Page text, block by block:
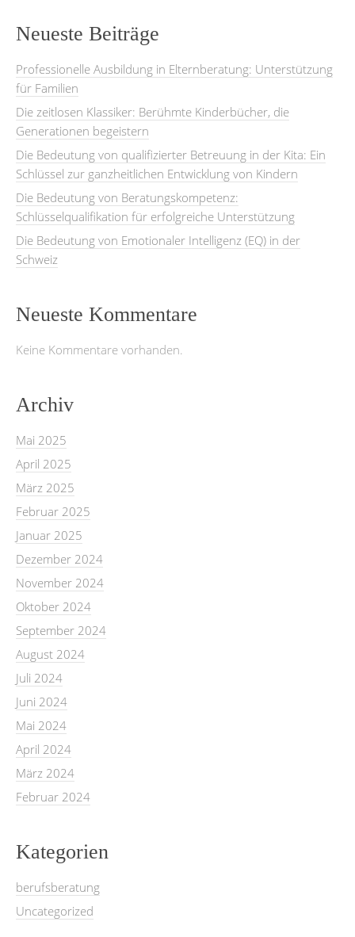
Neueste Beiträge
Professionelle Ausbildung in Elternberatung: Unterstützung
für Familien
Die zeitlosen Klassiker: Berühmte Kinderbücher, die
Generationen begeistern
Die Bedeutung von qualifizierter Betreuung in der Kita: Ein
Schlüssel zur ganzheitlichen Entwicklung von Kindern
Die Bedeutung von Beratungskompetenz:
Schlüsselqualifikation für erfolgreiche Unterstützung
Die Bedeutung von Emotionaler Intelligenz (EQ) in der
Schweiz
Neueste Kommentare
Keine Kommentare vorhanden.
Archiv
Mai 2025
April 2025
März 2025
Februar 2025
Januar 2025
Dezember 2024
November 2024
Oktober 2024
September 2024
August 2024
Juli 2024
Juni 2024
Mai 2024
April 2024
März 2024
Februar 2024
Kategorien
berufsberatung
Uncategorized